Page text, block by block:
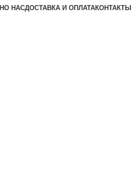
О НАСДОСТАВКА И ОПЛАТАКОНТАКТЫ